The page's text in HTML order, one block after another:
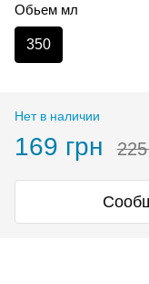
Обьем мл
350
Нет в наличии
169 грн